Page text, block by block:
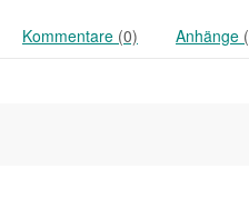
Kommentare (0) Anhänge